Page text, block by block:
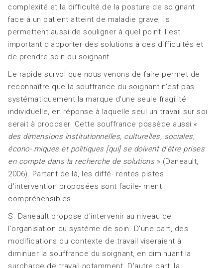
complexité et la difficulté de la posture de soignant
face à un patient atteint de maladie grave, ils
permettent aussi de souligner à quel point il est
important d'apporter des solutions à ces difficultés et
de prendre soin du soignant.
Le rapide survol que nous venons de faire permet de
reconnaître que la souffrance du soignant n'est pas
systématiquement la marque d'une seule fragilité
individuelle, en réponse à laquelle seul un travail sur soi
serait à proposer. Cette souffrance possède aussi «
des dimensions institutionnelles, culturelles, sociales,
écono- miques et politiques [qui] se doivent d'être prises
en compte dans la recherche de solutions» (Daneault,
2006). Partant de là, les diffé- rentes pistes
d'intervention proposées sont facile- ment
compréhensibles.
S. Daneault propose d'intervenir au niveau de
l'organisation du système de soin. D'une part, des
modifications du contexte de travail viseraient à
diminuer la souffrance du soignant, en diminuant la
surcharge de travail notamment. D'autre part, la